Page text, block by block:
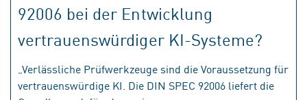
92006 bei der Entwicklung
vertrauenswürdiger KI-Systeme?
„Verlässliche Prüfwerkzeuge sind die Voraussetzung für
vertrauenswürdige KI. Die DIN SPEC 92006 liefert die